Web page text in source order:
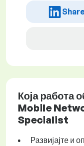
Која работа
Mobile
Specialist
Развијајте и